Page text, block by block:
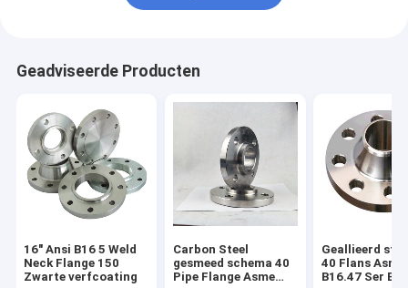
Geadviseerde Producten
16" Ansi B16 5 Weld
Neck Flange 150
Zwarte verfcoating
Carbon Steel
gesmeed schema 40
Pipe Flange Asme
Geallieerd
40 Flans Asme
B16.47 Ser B